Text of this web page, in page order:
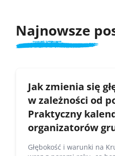
Najnowsze
Jak zmienia się
w zależności od
Praktyczny
organizatorów
Głębokość i warunki na